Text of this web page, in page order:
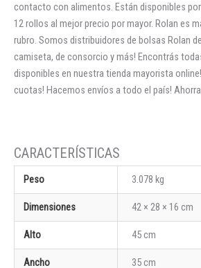
contacto con alimentos. Están disponibles
12 rollos al mejor precio por mayor. Rolan es
rubro. Somos distribuidores de bolsas Rolan
camiseta, de consorcio y más! Encontrás
disponibles en nuestra tienda mayorista
cuotas! Hacemos envíos a todo el país!
Peso 3.078 kg
Dimensiones 42 × 28 × 16 cm
Alto 45 cm
Ancho 35 cm